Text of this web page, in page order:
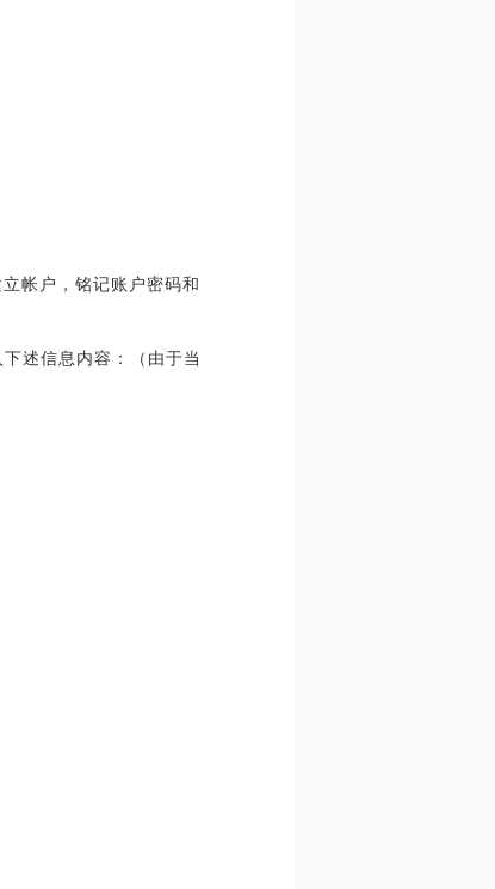
帐户，铭记账户密码和
述信息内容：（由于当